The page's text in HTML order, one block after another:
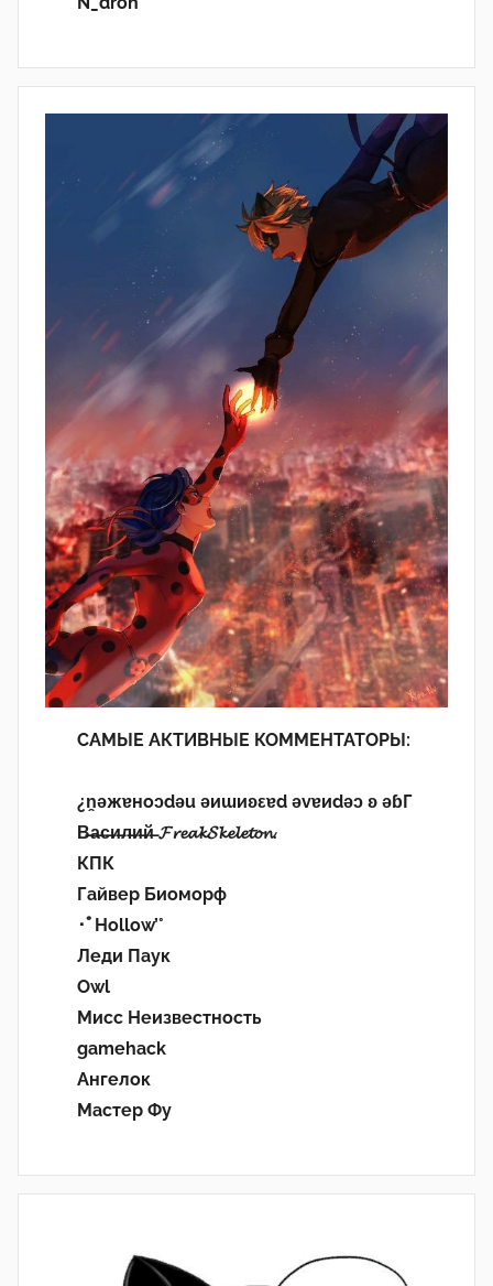
САМЫЕ АКТИВНЫЕ КОММЕНТАТОРЫ:
¿n̯ǝжɐноɔdǝu ǝиɯиʚεɐd ǝvɐиdǝɔ ʚ ǝɓГ
В̶а̶с̶и̶л̶и̶й̶ 𝓕𝓻𝓮𝓪𝓴𝓢𝓴𝓮𝓵𝓮𝓽𝓸𝓷.
КПК
Гайвер Биоморф
･ﾟHollow’°
Леди Паук
Owl
Мисс Неизвестность
gamehack
Ангелок
Мастер Фу